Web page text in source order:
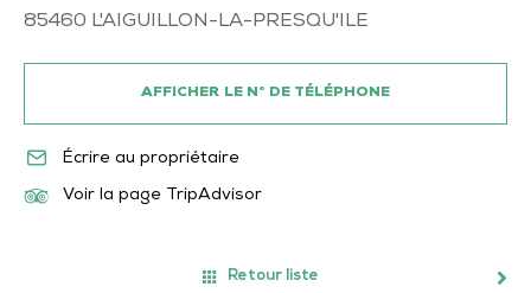
85460 L'AIGUILLON-LA-PRESQU'ILE
AFFICHER LE N° DE TÉLÉPHONE
Écrire au propriétaire
Voir la page TripAdvisor
Retour liste